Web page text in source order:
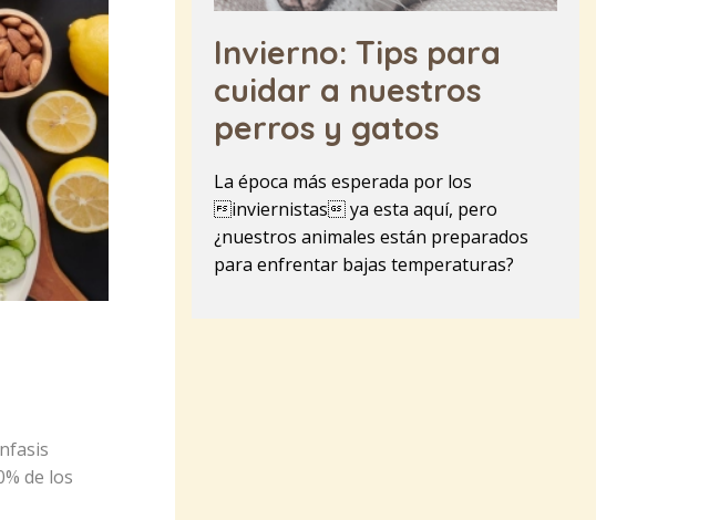
de los
Invierno: Tips para
cuidar a nuestros
perros y gatos
La época más esperada por los
inviernistas ya esta aquí, pero
¿nuestros animales están preparados
para enfrentar bajas temperaturas?